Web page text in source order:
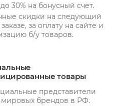
30% на бонусный счет.
скидки на следующий
за оплату на сайте и
б/у товаров.
товары
представители
брендов в РФ.